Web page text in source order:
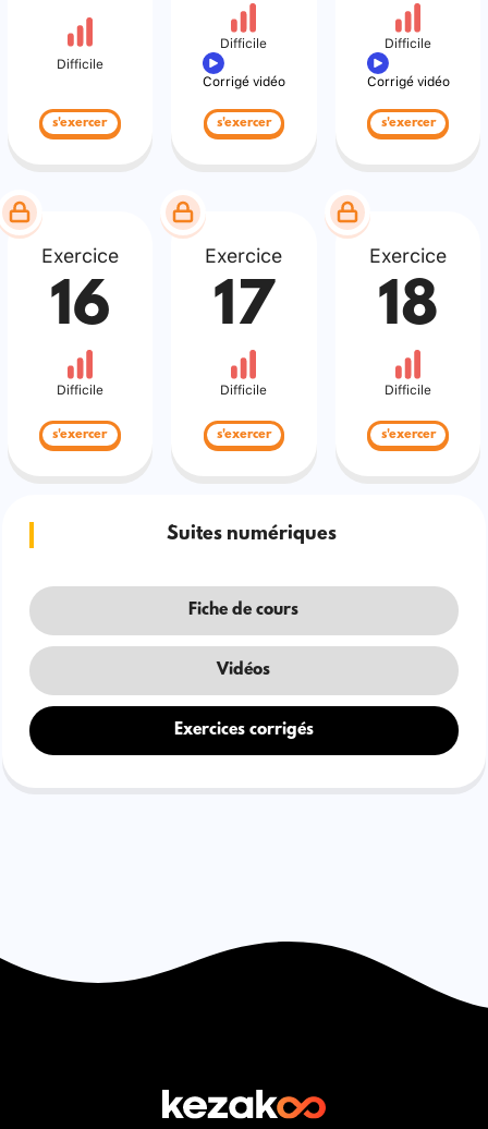
Difficile
s'exercer
Difficile
Corrigé vidéo
s'exercer
Difficile
Corrigé vidéo
s'exercer
Exercice
16
Difficile
s'exercer
Exercice
17
Difficile
s'exercer
Exercice
18
Difficile
s'exercer
Suites numériques
Fiche de cours
Vidéos
Exercices corrigés